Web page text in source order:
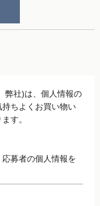
弊社)は、個人情報の
ちよくお買い物い
す。
募者の個人情報を